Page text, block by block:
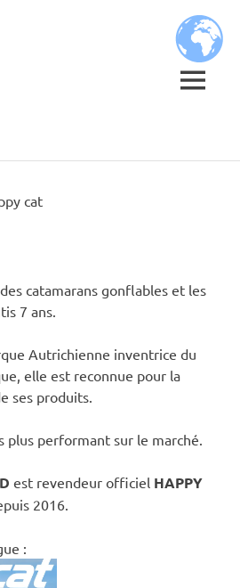
BOARD
MENU
cat
catamarans gonflables et les
7 ans.
Autrichienne inventrice du
elle est reconnue pour la
ses produits.
plus performant sur le marché.
est revendeur officiel HAPPY
2016.
: